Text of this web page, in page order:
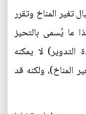
تغير المناخ وتقرر
ما يُسمى بالتحيز
التدوير) لا يمكنه
المناخ)، ولكنه قد